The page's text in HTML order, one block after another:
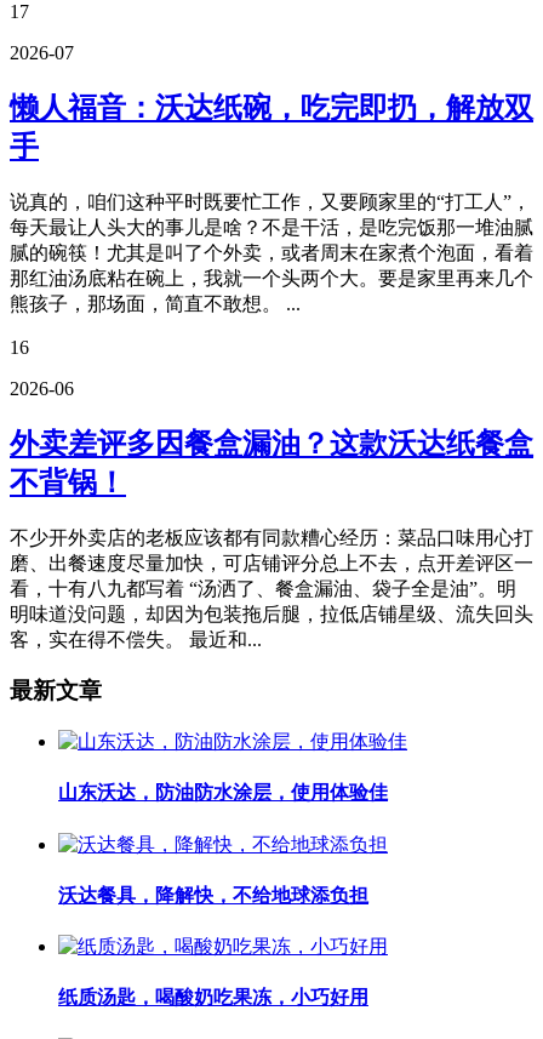
17
2026-07
懒人福音：沃达纸碗，吃完即扔，解放双
手
说真的，咱们这种平时既要忙工作，又要顾家里的“打工人”，
每天最让人头大的事儿是啥？不是干活，是吃完饭那一堆油腻
腻的碗筷！尤其是叫了个外卖，或者周末在家煮个泡面，看着
那红油汤底粘在碗上，我就一个头两个大。要是家里再来几个
熊孩子，那场面，简直不敢想。 ...
16
2026-06
外卖差评多因餐盒漏油？这款沃达纸餐盒
不背锅！
不少开外卖店的老板应该都有同款糟心经历：菜品口味用心打
磨、出餐速度尽量加快，可店铺评分总上不去，点开差评区一
看，十有八九都写着 “汤洒了、餐盒漏油、袋子全是油”。明
明味道没问题，却因为包装拖后腿，拉低店铺星级、流失回头
客，实在得不偿失。 最近和...
最新文章
山东沃达，防油防水涂层，使用体验佳
沃达餐具，降解快，不给地球添负担
纸质汤匙，喝酸奶吃果冻，小巧好用